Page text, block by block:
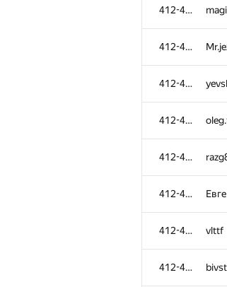
412-484
412-484
412-484
412-484
412-484
412-484
412-484 vlttf
412-484